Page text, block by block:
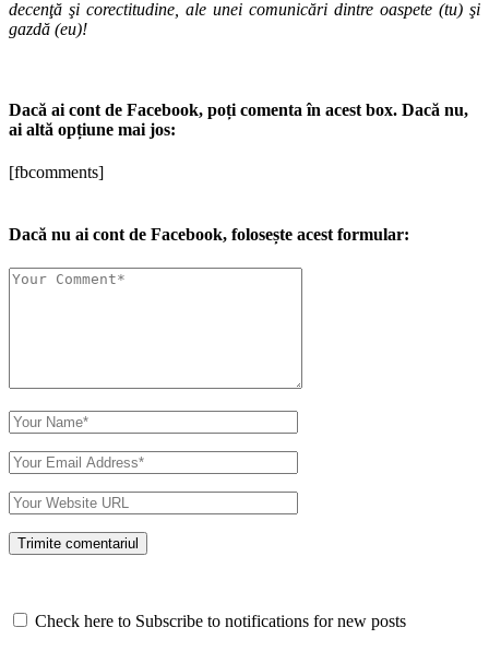
decenţă şi corectitudine, ale unei comunicări dintre oaspete (tu) şi
gazdă (eu)!
Dacă ai cont de Facebook, poți comenta în acest box. Dacă nu,
ai altă opțiune mai jos:
[fbcomments]
Dacă nu ai cont de Facebook, folosește acest formular:
Check here to Subscribe to notifications for new posts